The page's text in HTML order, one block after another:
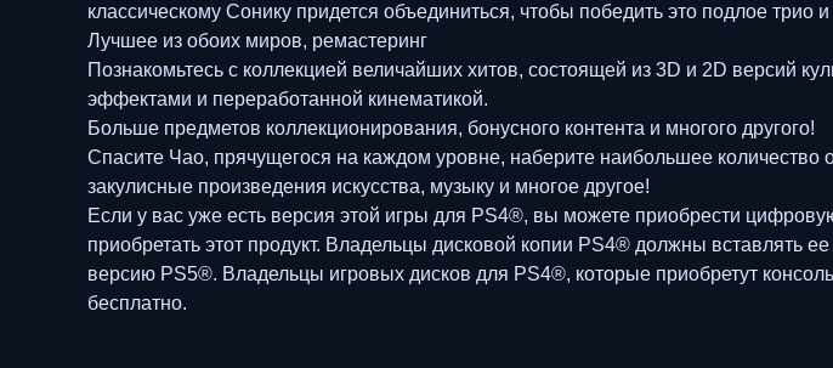
классическому Сонику придется объединиться, чтобы победить это подлое трио
Лучшее из обоих миров, ремастеринг
Познакомьтесь с коллекцией величайших хитов, состоящей из 3D и 2D версий
эффектами и переработанной кинематикой.
Больше предметов коллекционирования, бонусного контента и многого другого!
Спасите Чао, прячущегося на каждом уровне, наберите наибольшее количество
закулисные произведения искусства, музыку и многое другое!
Если у вас уже есть версия этой игры для PS4®, вы можете приобрести
приобретать этот продукт. Владельцы дисковой копии PS4® должны вставлять
версию PS5®. Владельцы игровых дисков для PS4®, которые приобретут
бесплатно.